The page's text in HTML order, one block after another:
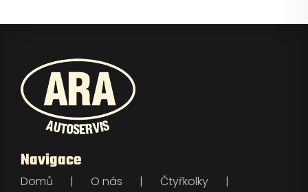
Navigace
Domů O nás
Čtyřkolky